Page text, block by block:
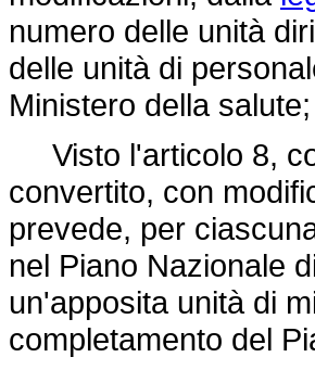
numero delle unità
delle unità di
Ministero della salute;
Visto l'articolo 8,
convertito, con
prevede, per
nel Piano Nazionale
un'apposita unità di
completamento del